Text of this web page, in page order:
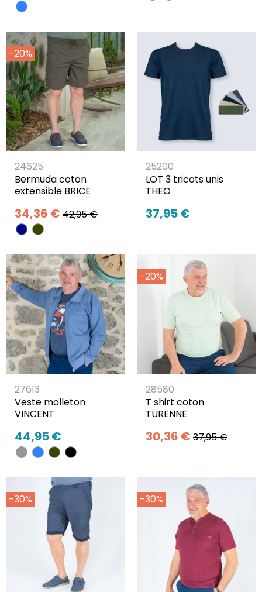
-20%
24625
Bermuda coton
extensible BRICE
34,36 € 42,95 €
25200
LOT 3 tricots unis
THEO
37,95 €
27613
Veste molleton
VINCENT
44,95 €
-20%
28580
T shirt coton
TURENNE
30,36 € 37,95 €
-30% -30%